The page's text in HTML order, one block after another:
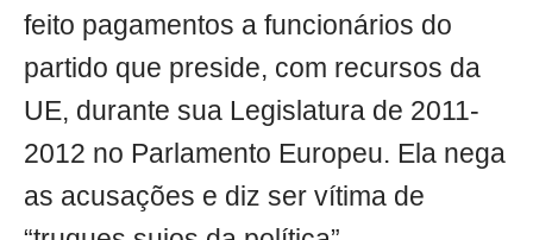
feito pagamentos a funcionários do
partido que preside, com recursos da
UE, durante sua Legislatura de 2011-
2012 no Parlamento Europeu. Ela nega
as acusações e diz ser vítima de